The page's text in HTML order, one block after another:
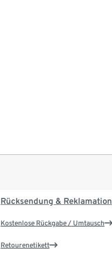
Rücksendung & Reklamation
Kostenlose Rückgabe / Umtausch
Retourenetikett